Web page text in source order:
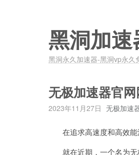
黑洞加速
黑洞永久加速器-黑洞vp永久
无极加速器官
2023年11月27日 无极加速
在追求高速度和高效能
就在近期，一个名为无